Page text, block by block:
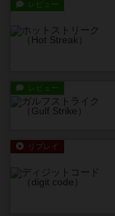
リプレイ
リプレイ